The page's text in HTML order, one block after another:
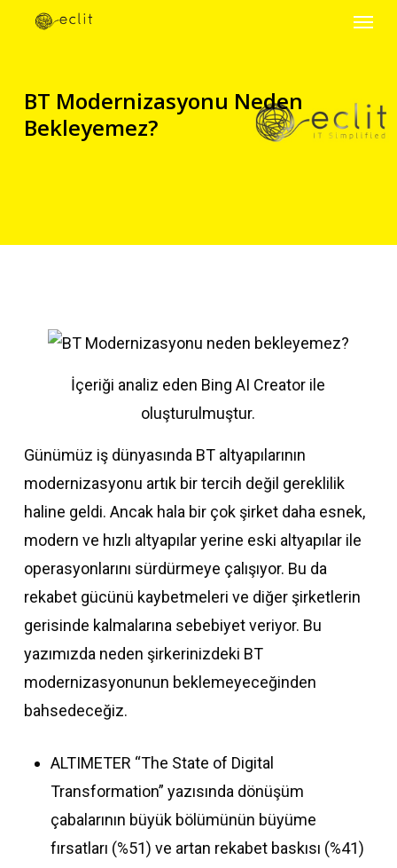
contentBT Modernizasyonu Neden
Bekleyemez?
İçeriği analiz eden Bing AI Creator ile
oluşturulmuştur.
Günümüz iş dünyasında BT altyapılarının
modernizasyonu artık bir tercih değil gereklilik
haline geldi. Ancak hala bir çok şirket daha esnek,
modern ve hızlı altyapılar yerine eski altyapılar ile
operasyonlarını sürdürmeye çalışıyor. Bu da
rekabet gücünü kaybetmeleri ve diğer şirketlerin
gerisinde kalmalarına sebebiyet veriyor. Bu
yazımızda neden şirkerinizdeki BT
modernizasyonunun beklemeyeceğinden
bahsedeceğiz.
ALTIMETER “The State of Digital
Transformation” yazısında dönüşüm
çabalarının büyük bölümünün büyüme
fırsatları (%51) ve artan rekabet baskısı (%41)